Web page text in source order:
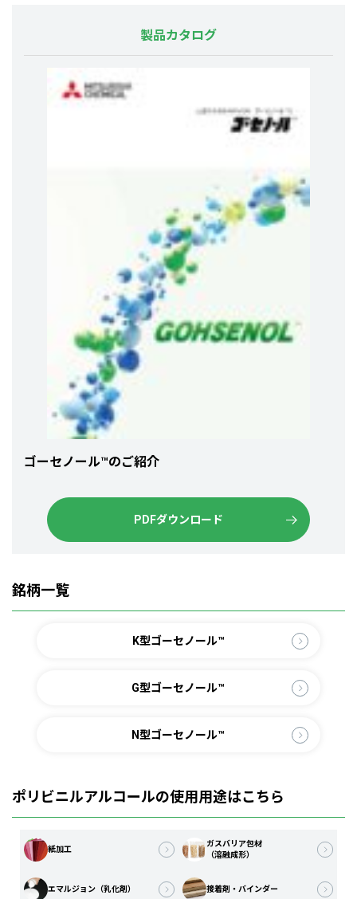
製品カタログ
ゴーセノール™のご紹介
PDFダウンロード
銘柄一覧
K型ゴーセノール™
G型ゴーセノール™
N型ゴーセノール™
ポリビニルアルコールの使用用途はこちら
紙加工
ガスバリア包材
（溶融成形）
エマルジョン（乳化剤） 接着剤・バインダー